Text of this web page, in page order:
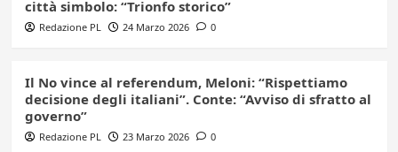
città simbolo: “Trionfo storico”
Redazione PL 24 Marzo 2026 0
Il No vince al referendum, Meloni: “Rispettiamo
decisione degli italiani”. Conte: “Avviso di sfratto al
governo”
Redazione PL 23 Marzo 2026 0